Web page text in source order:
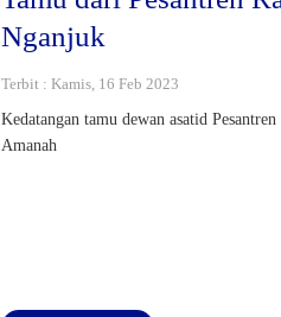
Nganjuk
Terbit : Kamis, 16 Feb 2023
Kedatangan tamu dewan asatid
Amanah